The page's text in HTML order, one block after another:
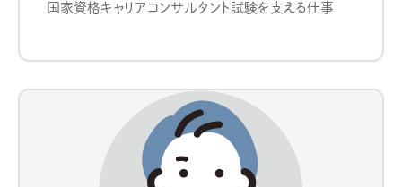
国家資格キャリアコンサルタント試験を支える仕事